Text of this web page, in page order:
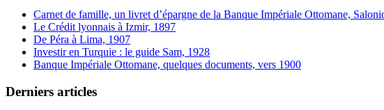
Carnet de famille, un livret d’épargne de la Banque Impériale Ottomane,
Le Crédit lyonnais à Izmir, 1897
De Péra à Lima, 1907
Investir en Turquie : le guide Sam, 1928
Banque Impériale Ottomane, quelques documents, vers 1900
Derniers articles